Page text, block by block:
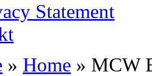
Statement
» Home » MCW